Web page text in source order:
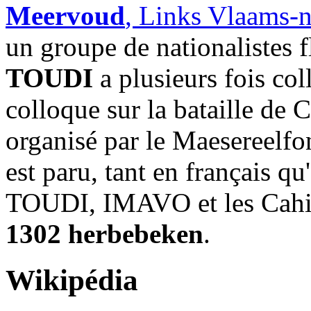
Meervoud, Links Vlaams-
un groupe de nationalistes
TOUDI a plusieurs fois
colloque sur la bataille de
organisé par le
est paru, tant en français
TOUDI, IMAVO et les
1302 herbebeken.
Wikipédia